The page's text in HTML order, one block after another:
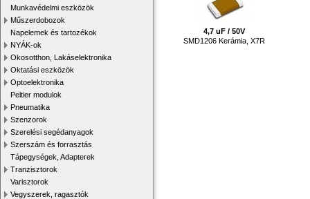
Munkavédelmi eszközök
Műszerdobozok
Napelemek és tartozékok
NYÁK-ok
Okosotthon, Lakáselektronika
Oktatási eszközök
Optoelektronika
Peltier modulok
Pneumatika
Szenzorok
Szerelési segédanyagok
Szerszám és forrasztás
Tápegységek, Adapterek
Tranzisztorok
Varisztorok
Vegyszerek, ragasztók
4,7 uF / 50V
SMD1206 Kerámia, X7R